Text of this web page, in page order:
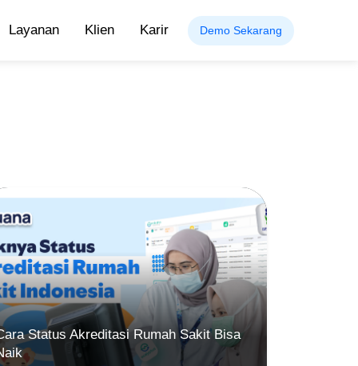
Layanan Klien Karir Demo Sekarang
Status Akreditasi Rumah Sakit Bisa